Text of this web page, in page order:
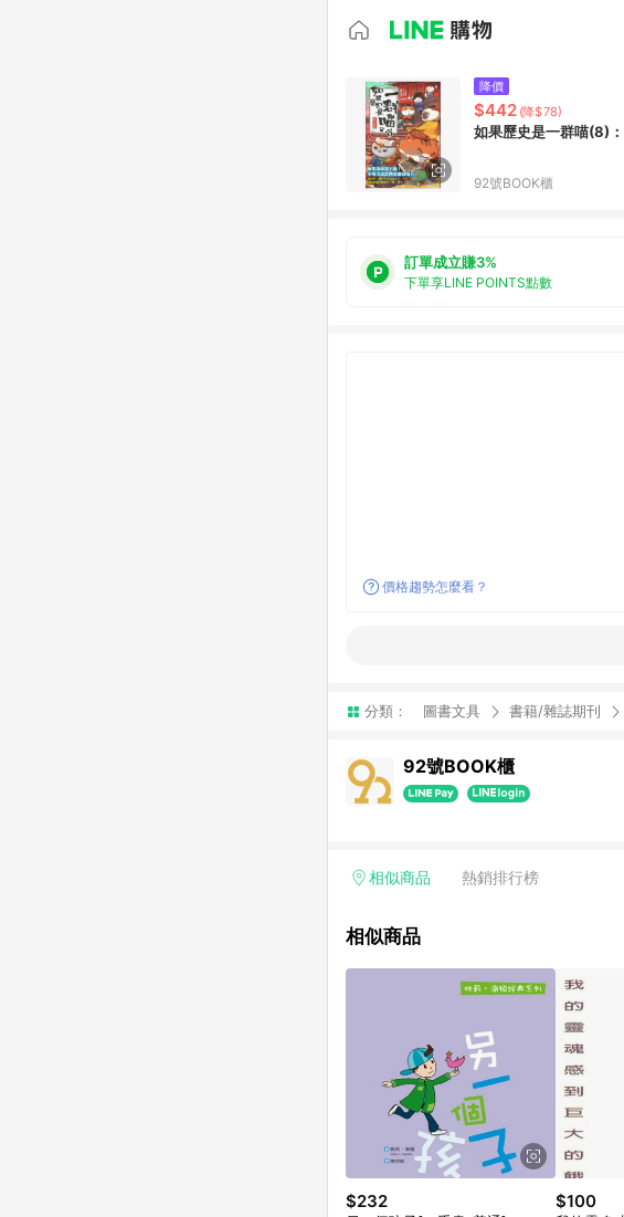
降價
$442 (降$78)
如果歷史是一群喵(8)
92號BOOK櫃
訂單成立賺3%
下單享LINE POINTS點數
價格趨勢怎麼看？
分類： 圖書文具 書籍/雜誌期刊
92號BOOK櫃
相似商品 熱銷排行榜
相似商品
$232 $100